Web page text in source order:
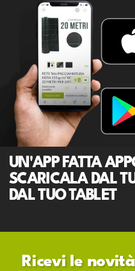
UN'APP FATTA
SCARICALA DAL
DAL TUO TABLET
Ricevi le